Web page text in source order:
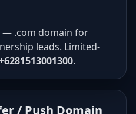
— .com domain for
leads. Limited-
.
/ Push Domain